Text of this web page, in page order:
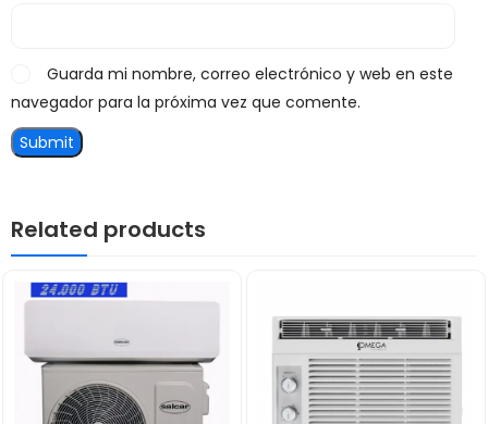
Guarda mi nombre, correo electrónico y web en este
navegador para la próxima vez que comente.
Related products